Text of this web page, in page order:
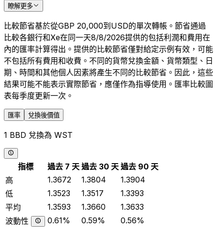
瞭解更多
比較節省基於從GBP 20,000到USD的單次轉帳。節省通過
比較各銀行和Xe在同一天8/8/2026提供的包括利潤和費用在
內的匯率計算得出。提供的比較節省僅對給定示例有效，可能
不包括所有費用和收費。不同的貨幣兌換金額、貨幣類型、日
期、時間和其他個人因素將產生不同的比較節省。因此，這些
結果可能不能表示實際節省，應僅作為指導使用。匯率比較圖
表每季度更新一次。
匯率 兌換後價值
1 BBD 兌換為 WST
指標 過去 7 天 過去 30 天 過去 90 天
高
1.3672 1.3804
1.3904
低
1.3523 1.3517
1.3393
平均
1.3593 1.3660
1.3633
波動性
0.61% 0.59% 0.56%